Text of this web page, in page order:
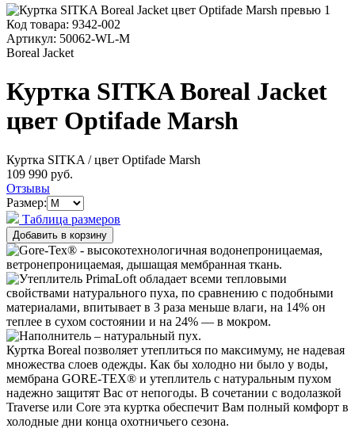
Код товара: 9342-002
Артикул: 50062-WL-M
Boreal Jacket
Куртка SITKA Boreal Jacket
цвет Optifade Marsh
Куртка SITKA / цвет Optifade Marsh
109 990 руб.
Отзывы
Размер:
Таблица размеров
Куртка Boreal позволяет утеплиться по максимуму, не надевая
множества слоев одежды. Как бы холодно ни было у воды,
мембрана GORE-TEX® и утеплитель с натуральным пухом
надежно защитят Вас от непогоды. В сочетании с водолазкой
Traverse или Core эта куртка обеспечит Вам полный комфорт в
холодные дни конца охотничьего сезона.